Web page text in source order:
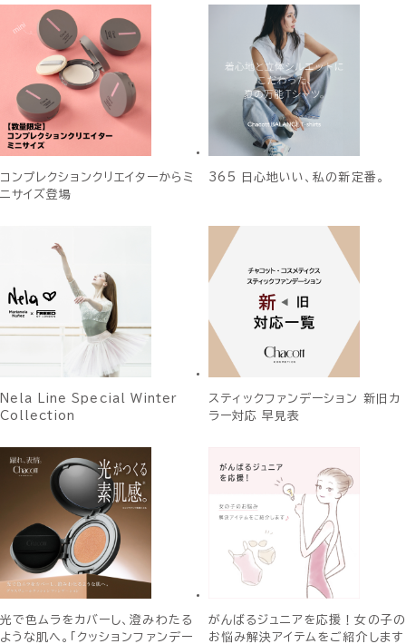
コンプレクションクリエイターからミ
ニサイズ登場
365 日心地いい、私の新定番。
Nela Line Special Winter
Collection
スティックファンデーション 新旧カ
ラー対応 早見表
光で色ムラをカバーし、澄みわたる
ような肌へ。「クッションファンデー
がんばるジュニアを応援！女の子の
お悩み解決アイテムをご紹介します